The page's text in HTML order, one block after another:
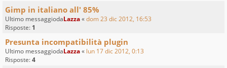
Gimp in italiano all' 85%
Ultimo messaggiodaLazza«dom 23 dic 2012, 16:53
Risposte: 1
Presunta incompatibilità plugin
Ultimo messaggiodaLazza« lun 17 dic 2012, 0:13
Risposte:4